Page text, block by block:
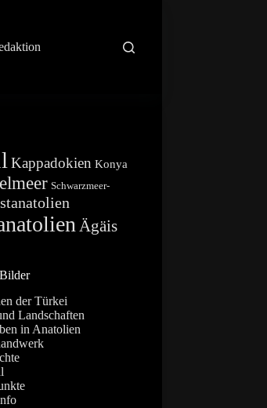
Kappadokien Konya
Schwarzmeer-
Ägäis
der Türkei
Landschaften
in Anatolien